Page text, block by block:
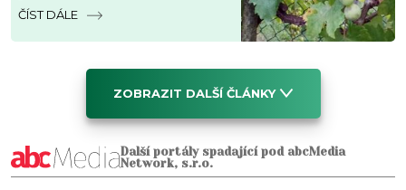
odstranění napadených částí
ČÍST DÁLE
ZOBRAZIT DALŠÍ ČLÁNKY
Další portály spadající pod abcMedia
Network, s.r.o.